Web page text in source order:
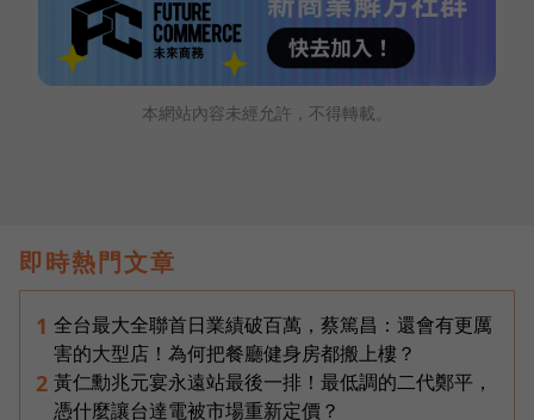
本網站內容未經允許，不得轉載。
即時熱門文章
1 全台最大全聯首日業績破百萬，蔡篤昌：還會有更厲
害的大型店！為何把餐廳健身房都搬上樓？
2 黃仁勳兆元宴永遠站最後一排！最低調的二代鄭平，
憑什麼讓台達電被市場重新定價？